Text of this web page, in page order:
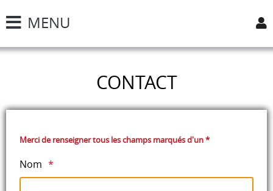
MENU
CONTACT
Merci de renseigner tous les champs marqués d'un *
Nom